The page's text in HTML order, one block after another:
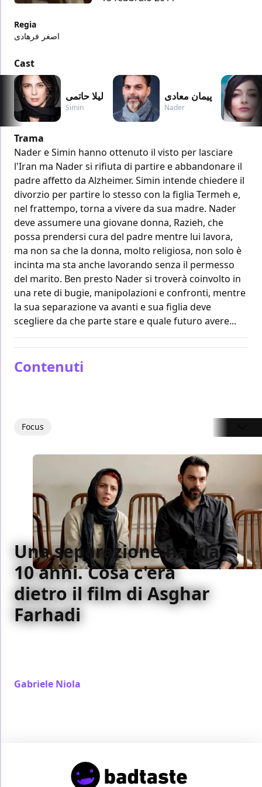
Regia
اصغر فرهادی
Cast
لیلا حاتمی
Simin
پیمان معادی
Nader
Trama
Nader e Simin hanno ottenuto il visto per lasciare
l'Iran ma Nader si rifiuta di partire e abbandonare il
padre affetto da Alzheimer. Simin intende chiedere il
divorzio per partire lo stesso con la figlia Termeh e,
nel frattempo, torna a vivere da sua madre. Nader
deve assumere una giovane donna, Razieh, che
possa prendersi cura del padre mentre lui lavora,
ma non sa che la donna, molto religiosa, non solo è
incinta ma sta anche lavorando senza il permesso
del marito. Ben presto Nader si troverà coinvolto in
una rete di bugie, manipolazioni e confronti, mentre
la sua separazione va avanti e sua figlia deve
scegliere da che parte stare e quale futuro avere...
Contenuti
Focus
Una separazione ha già
10 anni. Cosa c'era
dietro il film di Asghar
Farhadi
Gabriele Niola